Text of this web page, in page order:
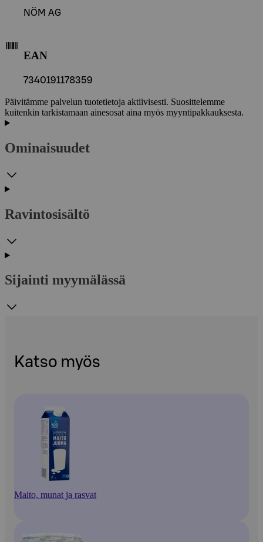
NÖM AG
EAN
7340191178359
Päivitämme palvelun tuotetietoja aktiivisesti. Suosittelemme
kuitenkin tarkistamaan ainesosat aina myös myyntipakkauksesta.
Ominaisuudet
Ravintosisältö
Sijainti myymälässä
Katso myös
Maito, munat ja rasvat